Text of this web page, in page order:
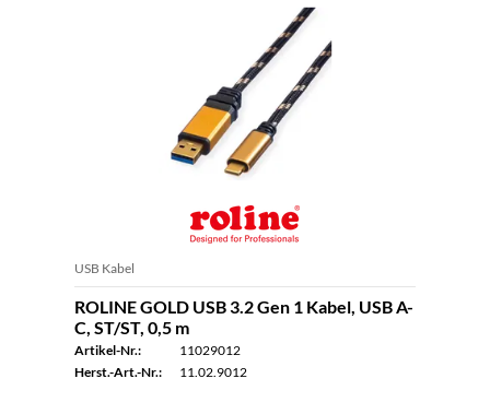
USB Kabel
ROLINE GOLD USB 3.2 Gen 1 Kabel, USB A-
C, ST/ST, 0,5 m
Artikel-Nr.:
11029012
Herst.-Art.-Nr.:
11.02.9012